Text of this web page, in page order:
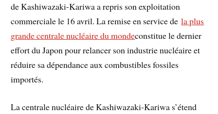
de Kashiwazaki-Kariwa a repris son exploitation
commerciale le 16 avril. La remise en service dela plus
grande centrale nucléaire du mondeconstitue le dernier
effort du Japon pour relancer son industrie nucléaire et
réduire sa dépendance aux combustibles fossiles
importés.
La centrale nucléaire de Kashiwazaki-Kariwa s’étend